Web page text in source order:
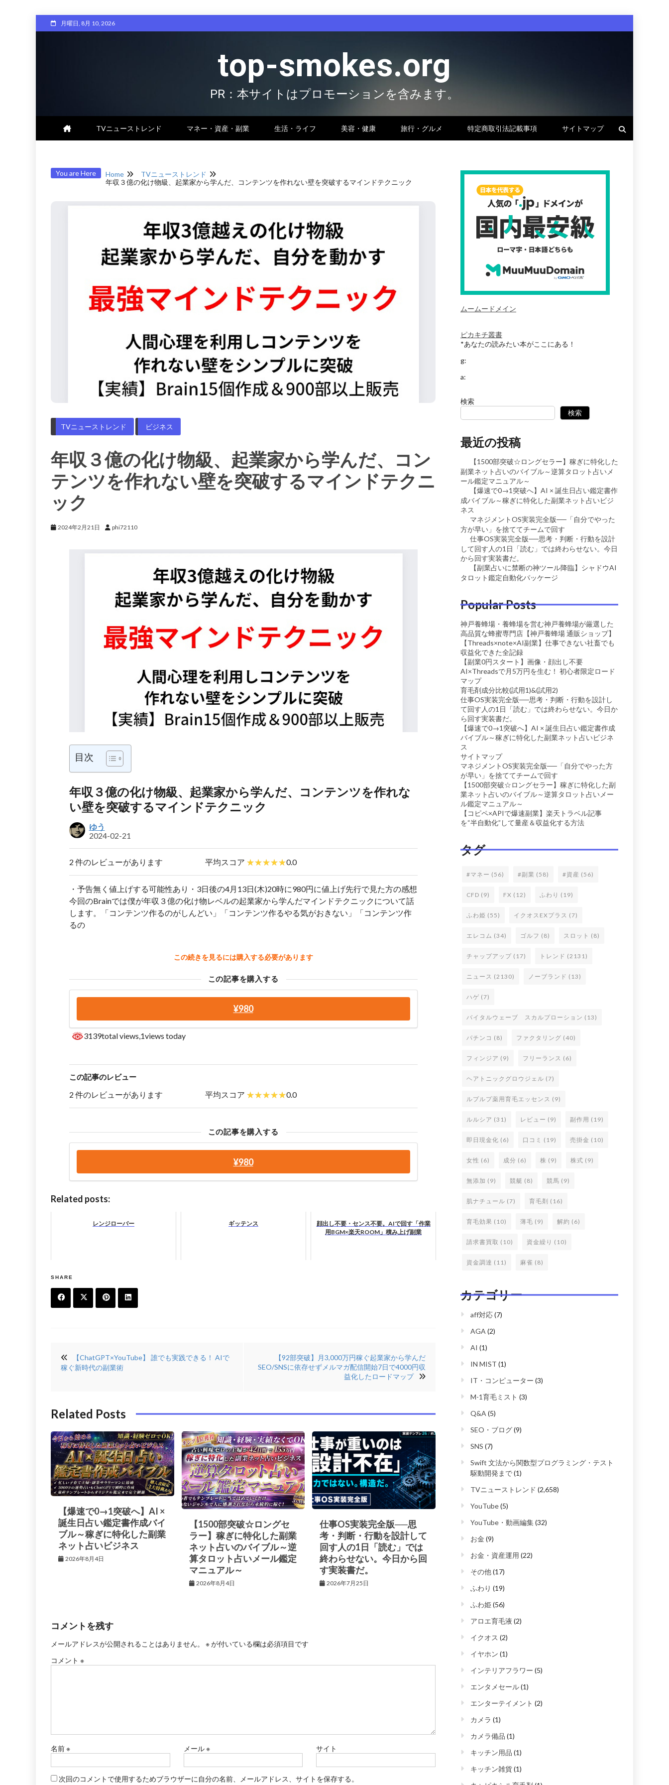
月曜日, 8月 10, 2026
top-smokes.org
PR：本サイトはプロモーションを含みます。
TVニューストレンド マネー・資産・副業 生活・ライフ 美容・健康 旅行・グルメ 特定商取引法記載事項 サイトマップ
You are Here Home
TVニューストレンド
年収３億の化け物級、起業家から学んだ、コンテンツを作れない壁を突破するマインドテクニック
TVニューストレンド ビジネス
年収３億の化け物級、起業家から学んだ、コン
テンツを作れない壁を突破するマインドテクニ
ック
2024年2月21日 phi72110
目次
年収３億の化け物級、起業家から学んだ、コンテンツを作れな
い壁を突破するマインドテクニック
ゆう
2024-02-21
2 件のレビューがあります 平均スコア 0.0
・予告無く値上げする可能性あり・3日後の4月13日(木)20時に980円に値上げ先行で見た方の感想
今回のBrainでは僕が年収３億の化け物レベルの起業家から学んだマインドテクニックについて話
します。「コンテンツ作るのがしんどい」「コンテンツ作るやる気がおきない」「コンテンツ作
るの
この続きを見るには購入する必要があります
この記事を購入する
¥980
3139total views ,1views today
この記事のレビュー
2 件のレビューがあります 平均スコア 0.0
この記事を購入する
¥980
Related posts:
レンジローバー ギッテンス
顔出し不要・センス不要。AIで回す「作業
用BGM×楽天ROOM」積み上げ副業
SHARE
e
o
k
t
e
s
t
稿
ゲ
シ
ョ
ン
【ChatGPT×YouTube】 誰でも実践できる！ AIで
稼ぐ新時代の副業術
【92部突破】月3,000万円稼ぐ起業家から学んだ
SEO/SNSに依存せずメルマガ配信開始7日で4000円収
益化したロードマップ
Related Posts
【爆速で0→1突破へ】AI ×
誕生日占い鑑定書作成バイ
ブル～稼ぎに特化した副業
ネット占いビジネス
2026年8月4日
【1500部突破☆ロングセ
ラー】稼ぎに特化した副業
ネット占いのバイブル～逆
算タロット占いメール鑑定
マニュアル～
2026年8月4日
仕事OS実装完全版──思
考・判断・行動を設計して
回す人の1日「読む」では
終わらせない。今日から回
す実装書だ。
2026年7月25日
コメントを残す
メールアドレスが公開されることはありません。 ※が付いている欄は必須項目です
コメント ※
名前※ メール※ サイト
次回のコメントで使用するためブラウザーに自分の名前、メールアドレス、サイトを保存する。
ムームードメイン
ピカキチ叢書
*あなたの読みたい本がここにある！
g:
a:
検索
検索
最近の投稿
【1500部突破☆ロングセラー】稼ぎに特化した
副業ネット占いのバイブル～逆算タロット占いメ
ール鑑定マニュアル～
【爆速で0→1突破へ】AI × 誕生日占い鑑定書作
成バイブル～稼ぎに特化した副業ネット占いビジ
ネス
マネジメントOS実装完全版──「自分でやった
方が早い」を捨ててチームで回す
仕事OS実装完全版──思考・判断・行動を設計
して回す人の1日「読む」では終わらせない。今日
から回す実装書だ。
【副業占いに禁断の神ツール降臨】シャドウAI
タロット鑑定自動化パッケージ
Popular Posts
神戸養蜂場・養蜂場を営む神戸養蜂場が厳選した
高品質な蜂蜜専門店【神戸養蜂場 通販ショップ】
【Threads×note×AI副業】仕事できない社畜でも
収益化できた全記録
【副業0円スタート】画像・顔出し不要
AI×Threadsで月5万円を生む！ 初心者限定ロード
マップ
育毛剤成分比較(試用1)&(試用2)
仕事OS実装完全版──思考・判断・行動を設計し
て回す人の1日「読む」では終わらせない。今日か
ら回す実装書だ。
【爆速で0→1突破へ】AI × 誕生日占い鑑定書作成
バイブル～稼ぎに特化した副業ネット占いビジネ
ス
サイトマップ
マネジメントOS実装完全版──「自分でやった方
が早い」を捨ててチームで回す
【1500部突破☆ロングセラー】稼ぎに特化した副
業ネット占いのバイブル～逆算タロット占いメー
ル鑑定マニュアル～
【コピペ×APIで爆速副業】楽天トラベル記事
を“半自動化”して量産＆収益化する方法
タグ
#マネー (56) #副業 (58) #資産 (56)
CFD (9) FX (12) ふわり (19)
ふわ姫 (55) イクオスEXプラス (7)
エレコム (34) ゴルフ (8) スロット (8)
チャップアップ (17) トレンド (2131)
ニュース (2130) ノーブランド (13)
ハゲ (7)
バイタルウェーブ スカルプローション (13)
パチンコ (8) ファクタリング (40)
フィンジア (9) フリーランス (6)
ヘアトニックグロウジェル (7)
ルプルプ薬用育毛エッセンス (9)
ルルシア (31) レビュー (9) 副作用 (19)
即日現金化 (6) 口コミ (19) 売掛金 (10)
女性 (6) 成分 (6) 株 (9) 株式 (9)
無添加 (9) 競艇 (8) 競馬 (9)
肌ナチュール (7) 育毛剤 (16)
育毛効果 (10) 薄毛 (9) 解約 (6)
請求書買取 (10) 資金繰り (10)
資金調達 (11) 麻雀 (8)
カテゴリー
aff対応(7)
AGA (2)
AI (1)
IN MIST (1)
IT・コンピューター (3)
M-1育毛ミスト (3)
Q&A (5)
SEO・ブログ(9)
SNS (7)
Swift 文法から関数型プログラミング・テスト
駆動開発まで(1)
TVニューストレンド (2,658)
YouTube(5)
YouTube・動画編集(32)
お金 (9)
お金・資産運用 (22)
その他(17)
ふわり (19)
ふわ姫 (56)
アロエ育毛液 (2)
イクオス (2)
イヤホン (1)
インテリアフラワー (5)
エンタメセール(1)
エンターテイメント (2)
カメラ (1)
カメラ備品 (1)
キッチン用品 (1)
キッチン雑貨(1)